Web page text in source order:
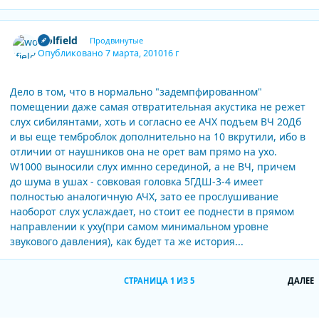
wolfield Продвинутые
Опубликовано7 марта, 201016 г
Дело в том, что в нормально "задемпфированном"
помещении даже самая отвратительная акустика не режет
слух сибилянтами, хоть и согласно ее АЧХ подъем ВЧ 20Дб
и вы еще темброблок дополнительно на 10 вкрутили, ибо в
отличии от наушников она не орет вам прямо на ухо.
W1000 выносили слух имнно серединой, а не ВЧ, причем
до шума в ушах - совковая головка 5ГДШ-3-4 имеет
полностью аналогичную АЧХ, зато ее прослушивание
наоборот слух услаждает, но стоит ее поднести в прямом
направлении к уху(при самом минимальном уровне
звукового давления), как будет та же история...
ДАЛЕЕ
СТРАНИЦА 1 ИЗ 5